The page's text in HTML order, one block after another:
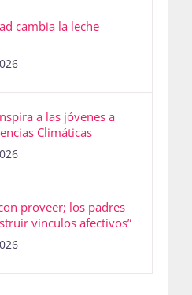
cambia la leche
a las jóvenes a
Climáticas
proveer; los padres
vínculos afectivos”